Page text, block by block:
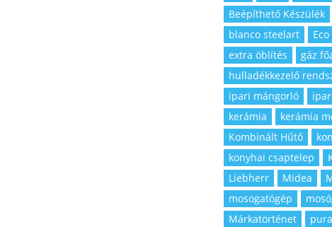
Beépíthető Készülék
blanco steelart
extra öblítés
gáz
hulladékkezelő
ipari mángorló
kerámia
kerámia
Kombinált Hűtő
konyhai csaptelep
Liebherr
Midea
mosogatógép
Márkatörténet